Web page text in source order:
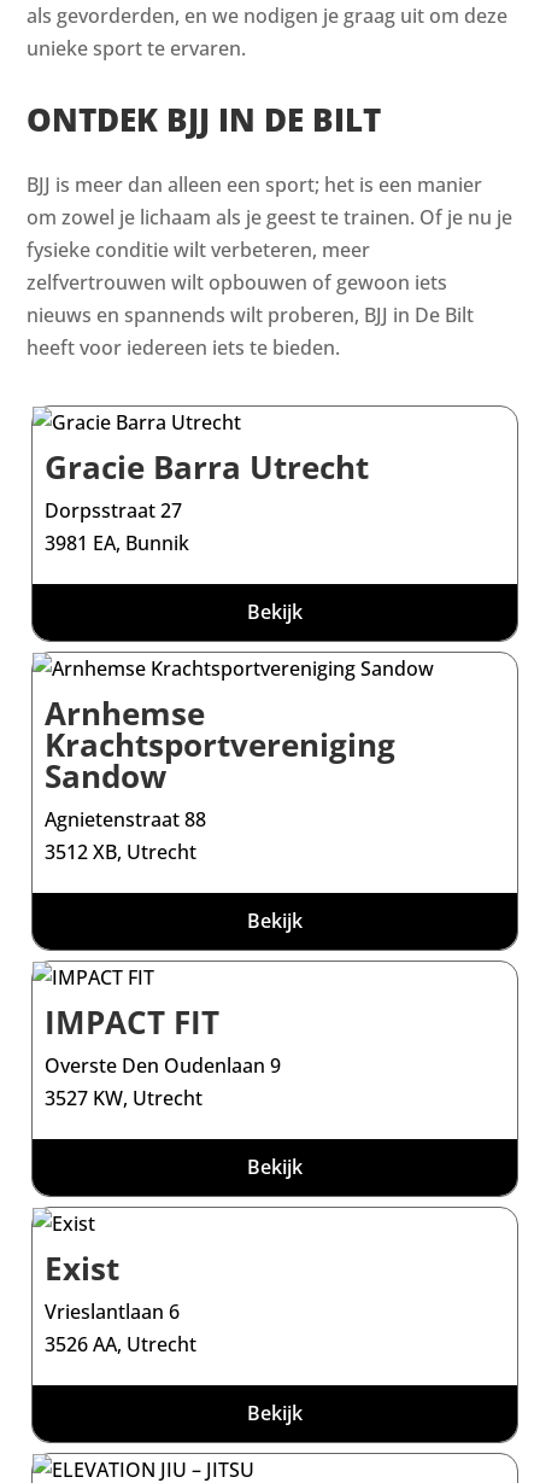
als gevorderden, en we nodigen je graag uit om deze
unieke sport te ervaren.
ONTDEK BJJ IN DE BILT
BJJ is meer dan alleen een sport; het is een manier
om zowel je lichaam als je geest te trainen. Of je nu je
fysieke conditie wilt verbeteren, meer
zelfvertrouwen wilt opbouwen of gewoon iets
nieuws en spannends wilt proberen, BJJ in De Bilt
heeft voor iedereen iets te bieden.
Gracie Barra Utrecht
Dorpsstraat 27
3981 EA, Bunnik
Bekijk
Arnhemse
Krachtsportvereniging
Sandow
Agnietenstraat 88
3512 XB, Utrecht
Bekijk
IMPACT FIT
Overste Den Oudenlaan 9
3527 KW, Utrecht
Bekijk
Exist
Vrieslantlaan 6
3526 AA, Utrecht
Bekijk